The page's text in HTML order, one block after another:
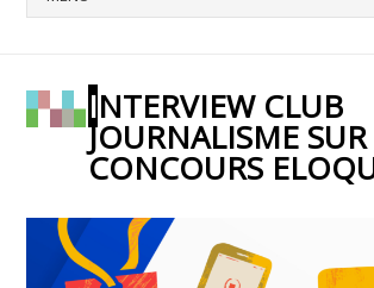
INTERVIEW CLUB
JOURNALISME SUR
CONCOURS